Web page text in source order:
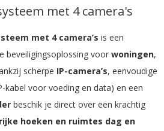
met 4 camera's
met 4 camera’s is een
beveiligingsoplossing voor woningen,
scherpe IP-camera’s, eenvoudige
kabel voor voeding en data) en een
beschik je direct over een krachtig
hoeken en ruimtes dag en